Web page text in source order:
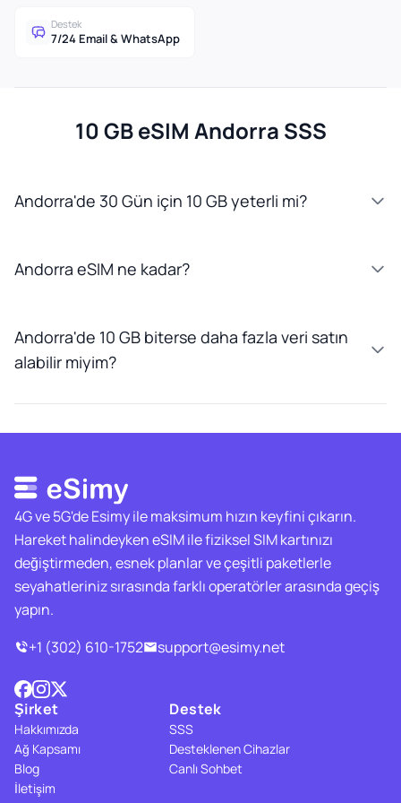
Destek
7/24 Email & WhatsApp
10 GB eSIM Andorra SSS
Andorra'de 30 Gün için 10 GB yeterli mi?
Andorra eSIM ne kadar?
Andorra'de 10 GB biterse daha fazla veri satın
alabilir miyim?
4G ve 5G'de Esimy ile maksimum hızın keyfini çıkarın.
Hareket halindeyken eSIM ile fiziksel SIM kartınızı
değiştirmeden, esnek planlar ve çeşitli paketlerle
seyahatleriniz sırasında farklı operatörler arasında geçiş
yapın.
+1 (302) 610-1752
support@esimy.net
Şirket
Hakkımızda
Ağ Kapsamı
Blog
İletişim
Destek
SSS
Desteklenen Cihazlar
Canlı Sohbet